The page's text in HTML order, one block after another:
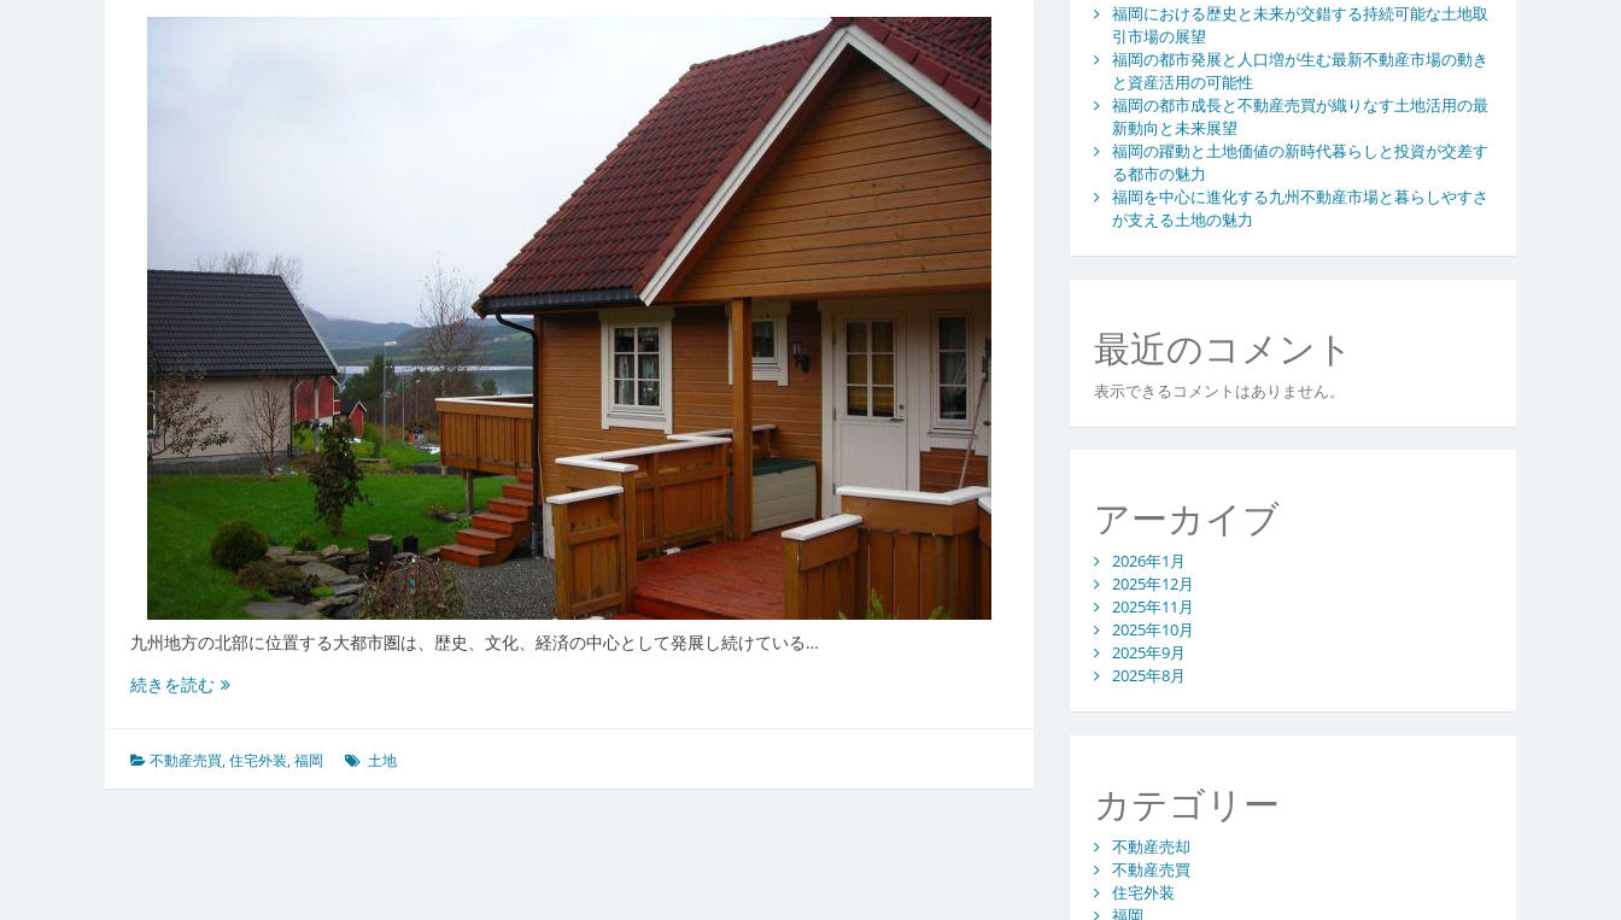
九州地方の北部に位置する大都市圏は、歴史、文化、経済の中心として発展し続けている…
続きを読む福
お
け
不動産売買,住宅外装,福岡 土地
福岡における歴史と未来が交錯する持続可能な土地取
引市場の展望
福岡の都市発展と人口増が生む最新不動産市場の動き
と資産活用の可能性
福岡の都市成長と不動産売買が織りなす土地活用の最
新動向と未来展望
福岡の躍動と土地価値の新時代暮らしと投資が交差す
る都市の魅力
福岡を中心に進化する九州不動産市場と暮らしやすさ
が支える土地の魅力
最近のコメント
表示できるコメントはありません。
アーカイブ
2026年1月
2025年12月
2025年11月
2025年10月
2025年9月
2025年8月
カテゴリー
不動産売却
不動産売買
住宅外装
福岡